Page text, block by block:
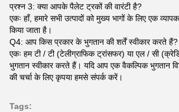
प्रश्न 3: क्या आपके पैलेट ट्रकों की वारंटी है?
एकः हाँ, हमारे सभी उत्पादों को मुख्य भागों के लिए एक व्यापक
किया जाता है।
Q4: आप किस प्रकार के भुगतान की शर्तें स्वीकार करते हैं?
एकः हम टी / टी (टेलीग्राफिक ट्रांसफर) या एल / सी
भुगतान स्वीकार करते हैं। यदि आप एक वैकल्पिक भुगतान
की चर्चा के लिए कृपया हमसे संपर्क करें।
Tags: